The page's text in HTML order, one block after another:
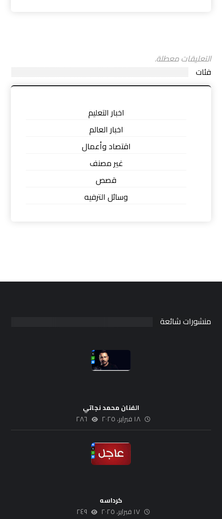
التعليقات معطلة.
فئات
اخبار التعليم
اخبار العالم
اقتصاد وأعمال
غير مصنف
قصص
وسائل الترفيه
منشورات شائعة
الفنان محمد نجاتي
١٨ فبراير، ٢٠٢٥ ٢٨٦
كرداسه
١٧ فبراير، ٢٠٢٥ ٢٤٩